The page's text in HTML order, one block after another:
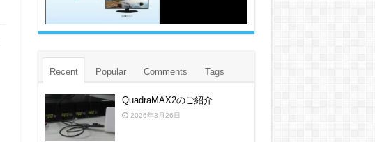
Recent Popular Comments Tags
QuadraMAX2のご紹介
2026年3月26日